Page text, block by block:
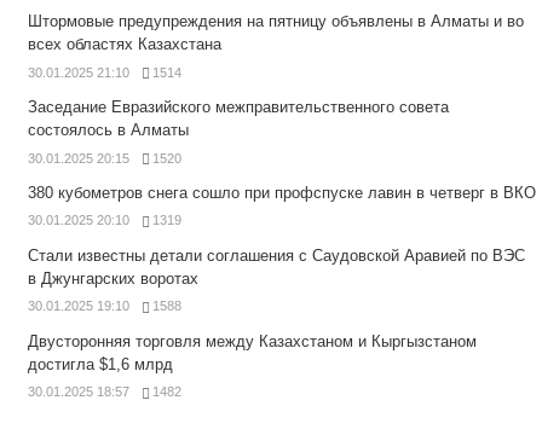
Штормовые предупреждения на пятницу объявлены в Алматы и во
всех областях Казахстана
30.01.2025 21:10 1514
Заседание Евразийского межправительственного совета
состоялось в Алматы
30.01.2025 20:15 1520
380 кубометров снега сошло при профспуске лавин в четверг в ВКО
30.01.2025 20:10 1319
Стали известны детали соглашения с Саудовской Аравией по ВЭС
в Джунгарских воротах
30.01.2025 19:10 1588
Двусторонняя торговля между Казахстаном и Кыргызстаном
достигла $1,6 млрд
30.01.2025 18:57 1482